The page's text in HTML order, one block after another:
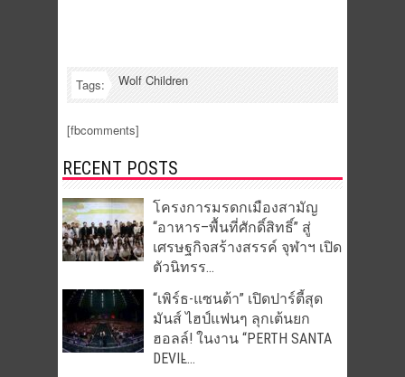
Tags: Wolf Children
[fbcomments]
RECENT POSTS
โครงการมรดกเมืองสามัญ
“อาหาร–พื้นที่ศักดิ์สิทธิ์” สู่
เศรษฐกิจสร้างสรรค์ จุฬาฯ เปิด
ตัวนิทรร...
“เพิร์ธ-แซนต้า” เปิดปาร์ตี้สุด
มันส์ ไฮป์แฟนๆ ลุกเต้นยก
ฮอลล์! ในงาน “PERTH SANTA
DEVIL̵...